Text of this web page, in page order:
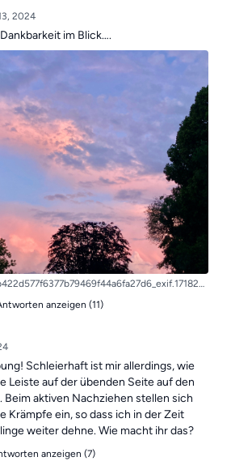
ein Ganzkörpertraining mit
und sind somit die ideale
gesundesund
bewegliches
du mal einen Tag verpasst, denn die
voneinander. In der Kategorie
Tages”findest du jederzeit
alle
2024
im Blick….
1718256425864_70b422d577f6377b79469f44a6fa27d6_exif.1718256426.jpg
anzeigen (11)
Schleierhaft ist mir allerdings, wie
Leiste auf der übenden Seite auf den
Beim aktiven Nachziehen stellen sich
Krämpfe ein, so dass ich in der Zeit
weiter dehne. Wie macht ihr das?
anzeigen (7)